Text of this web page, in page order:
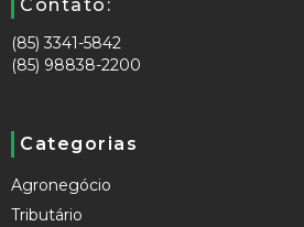
Contato:
(85) 3341-5842
(85) 98838-2200
Categorias
Agronegócio
Tributário